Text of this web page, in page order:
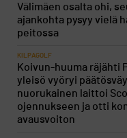
Välimäen osalta ohi,
ajankohta pysyy vielä
peitossa
KILPAGOLF
Koivun-huuma räjähti
yleisö vyöryi
nuorukainen laittoi
ojennukseen ja otti
avausvoiton